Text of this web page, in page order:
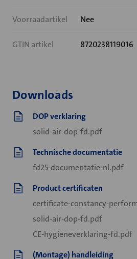
Voorraadartikel Nee
GTIN artikel 8720238119016
Downloads
DOP verklaring
solid-air-dop-fd.pdf
Technische documentatie
fd25-documentatie-nl.pdf
Product certificaten
certificate-constancy-
solid-air-dop-fd.pdf
CE-hygieneverklaring-fd.pdf
(Montage) handleiding